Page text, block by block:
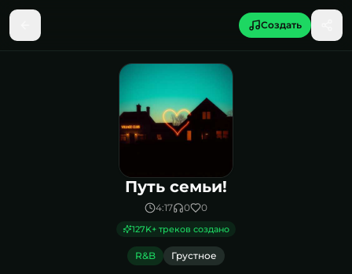
Песня Путь семьи!
Создать
Путь семьи!
4:17 0 0
127K+ треков создано
R&B Грустное